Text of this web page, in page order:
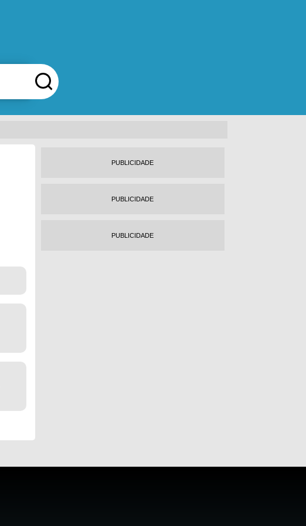
PUBLICIDADE
PUBLICIDADE
PUBLICIDADE